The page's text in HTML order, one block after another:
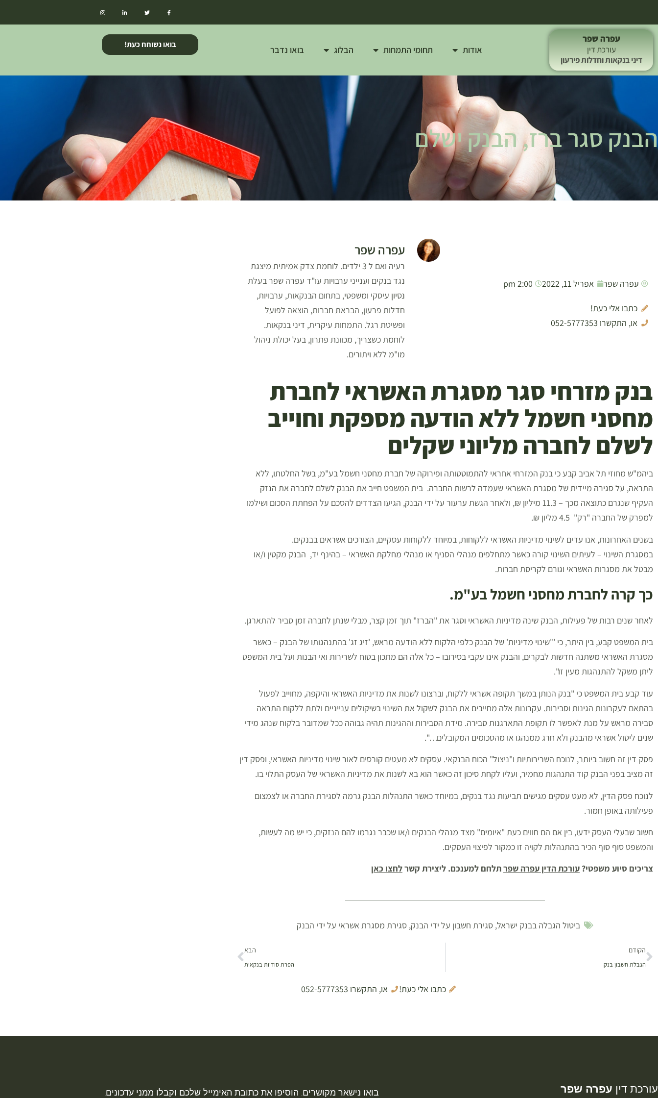
עפרה שפר
עורכת דין
דיני בנקאות וחדלות פירעון
אודות תחומי התמחות הבלוג בואו נדבר בואו נשוחח כעת!
הבנק סגר ברז, הבנק ישלם
עפרה שפר אפריל 11, 2022 2:00 pm
כתבו אלי כעת!
או, התקשרו 052-5777353
עפרה שפר
רעיה ואם ל 3 ילדים. לוחמת צדק אמיתית מיצגת
נגד בנקים וענייני ערבויות עו"ד עפרה שפר בעלת
נסיון עיסקי ומשפטי, בתחום הבנקאות, ערבויות,
חדלות פרעון, הבראת חברות, הוצאה לפועל
ופשיטת רגל. התמחות עיקרית, דיני בנקאות.
לוחמת כשצריך, מכוונת פתרון, בעל יכולת ניהול
מו"מ ללא ויתורים.
בנק מזרחי סגר מסגרת האשראי לחברת
מחסני חשמל ללא הודעה מספקת וחוייב
לשלם לחברה מליוני שקלים
ביהמ"ש מחוזי תל אביב קבע כי בנק המזרחי אחראי להתמוטטותה ופירוקה של חברת מחסני חשמל בע"מ, בשל החלטתו, ללא
התראה, על סגירה מיידית של מסגרת האשראי שעמדה לרשות החברה. בית המשפט חייב את הבנק לשלם לחברה את הנזק
העקיף שנגרם כתוצאה מכך – 11.3 מיליון ₪, ולאחר הגשת ערעור על ידי הבנק, הגיעו הצדדים להסכם על הפחתת הסכום ושילמו
למפרק של החברה "רק" 4.5 מליון ₪.
בשנים האחרונות, אנו עדים לשינוי מדיניות האשראי ללקוחות, במיוחד ללקוחות עסקיים, הצורכים אשראים בבנקים.
במסגרת השינוי – לעיתים השינוי קורה כאשר מתחלפים מנהלי הסניף או מנהלי מחלקת האשראי – בהינף יד, הבנק מקטין ו/או
מבטל את מסגרות האשראי וגורם לקריסת חברות.
כך קרה לחברת מחסני חשמל בע"מ.
לאחר שנים רבות של פעילות, הבנק שינה מדיניות האשראי וסגר את "הברז" תוך זמן קצר, מבלי שנתן לחברה זמן סביר להתארגן.
בית המשפט קבע, בין היתר, כי "'שינוי מדיניות' של הבנק כלפי הלקוח ללא הודעה מראש, 'זיג זג' בהתנהגותו של הבנק – כאשר
מסגרת האשראי משתנה חדשות לבקרים, והבנק אינו עקבי בסירובו – כל אלה הם מתכון בטוח לשרירות ואי הבנות ועל בית המשפט
ליתן משקל להתנהגות מעין זו".
עוד קבע בית המשפט כי "בנק הנותן במשך תקופה אשראי ללקוח, וברצונו לשנות את מדיניות האשראי והיקפה, מחוייב לפעול
בהתאם לעקרונות הגינות וסבירות. עקרונות אלה מחייבים את הבנק לשקול את השינוי בשיקולים ענייניים ולתת ללקוח התראה
סבירה מראש על מנת לאפשר לו תקופת התארגנות סבירה. מידת הסבירות וההגינות תהיה גבוהה ככל שמדובר בלקוח שנהג מידי
שנים ליטול אשראי מהבנק ולא חרג ממנהגו או מהסכומים המקובלים…".
פסק דין זה חשוב ביותר, לנוכח השרירותיות ו"ניצול" הכוח הבנקאי. עסקים לא מעטים קורסים לאור שינוי מדיניות האשראי, ופסק דין
זה מציב בפני הבנק קוד התנהגות מחמיר, ועליו לקחת סיכון זה כאשר הוא בא לשנות את מדיניות האשראי של העסק התלוי בו.
לנוכח פסק הדין, לא מעט עסקים מגישים תביעות נגד בנקים, במיוחד כאשר התנהלות הבנק גרמה לסגירת החברה או לצמצום
פעילותה באופן חמור.
חשוב שבעלי העסק ידעו, בין אם הם חווים כעת "איומים" מצד מנהלי הבנקים ו/או שכבר נגרמו להם הנזקים, כי יש מה לעשות,
והמשפט סוף סוף הכיר בהתנהלות לקויה זו כמקור לפיצוי העסקים.
צריכים סיוע משפטי? עורכת הדין עפרה שפרתלחם למענכם. ליצירת קשרלחצו כאן
ביטול הגבלה בבנק ישראל, סגירת חשבון על ידי הבנק, סגירת מסגרת אשראי על ידי הבנק
הקודם
הגבלת חשבון בנק
הבא
הפרת סודיות בנקאית
כתבו אלי כעת! או, התקשרו 052-5777353
עורכת דין עפרה שפר בואו נישאר מקושרים. הוסיפו את כתובת האימייל שלכם וקבלו ממני עדכונים,